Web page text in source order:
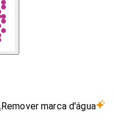
Remover marca d'água